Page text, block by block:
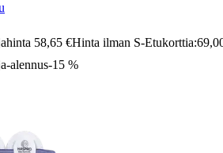
58,65 €Hinta ilman S-Etukorttia:
alennus-15 %